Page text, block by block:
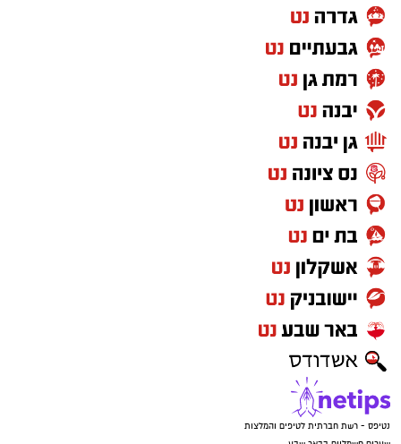
נטיפס - רשת חברתית לטיפים והמלצות